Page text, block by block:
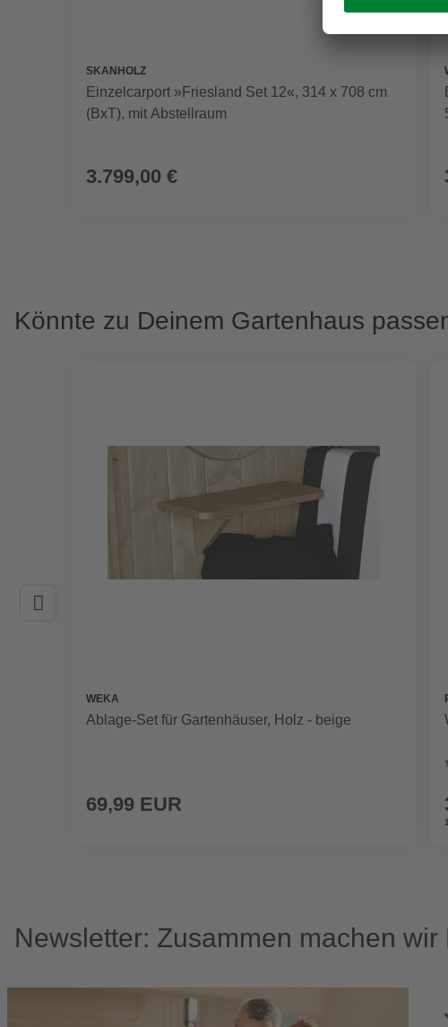
SKANHOLZ
Einzelcarport »Friesland Set 12«, 314 x 708 cm
(BxT), mit Abstellraum
3.799,00 €
Könnte zu Deinem Gartenhaus
WEKA
Ablage-Set für Gartenhäuser, Holz - beige
69,99 EUR
Newsletter: Zusammen machen